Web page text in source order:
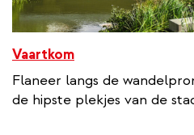
Vaartkom
Flaneer langs de
de hipste plekjes van de